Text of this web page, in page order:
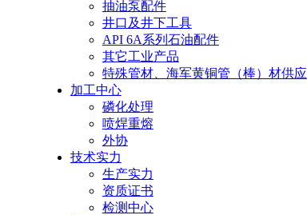
抽油泵配件
井口及井下工具
API 6A系列石油配件
其它工业产品
特殊管材、海军黄铜管（棒）材供应
加工中心
磷化处理
喷焊重熔
外协
技术实力
生产实力
资质证书
检测中心